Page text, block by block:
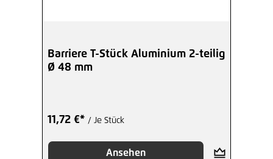
Barriere T-Stück Aluminium 2-teilig
Ø 48 mm
11,72 €* / Je Stück
Ansehen